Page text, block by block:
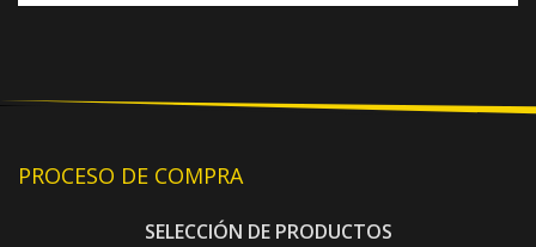
PROCESO DE COMPRA
SELECCIÓN DE PRODUCTOS